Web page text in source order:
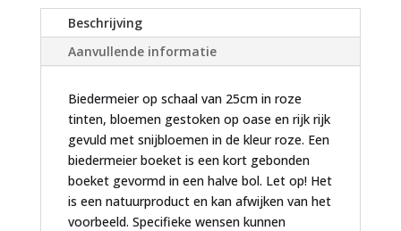
i
:
Beschrijving
Aanvullende informatie
Biedermeier op schaal van 25cm in roze
tinten, bloemen gestoken op oase en rijk rijk
gevuld met snijbloemen in de kleur roze. Een
biedermeier boeket is een kort gebonden
boeket gevormd in een halve bol. Let op! Het
is een natuurproduct en kan afwijken van het
voorbeeld. Specifieke wensen kunnen